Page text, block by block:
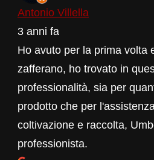
Antonio Villella
3 anni fa
Ho avuto per la prima volta
zafferano, ho trovato in
professionalità, sia per
prodotto che per
coltivazione e raccolta,
professionista.